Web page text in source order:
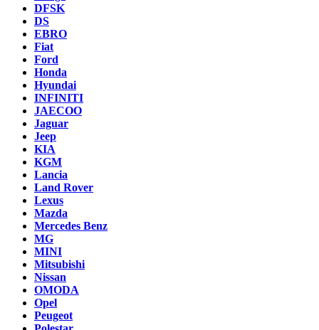
DFSK
DS
EBRO
Fiat
Ford
Honda
Hyundai
INFINITI
JAECOO
Jaguar
Jeep
KIA
KGM
Lancia
Land Rover
Lexus
Mazda
Mercedes Benz
MG
MINI
Mitsubishi
Nissan
OMODA
Opel
Peugeot